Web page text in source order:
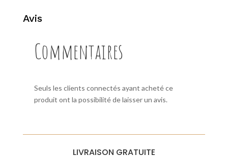
Avis
Commentaires
Seuls les clients connectés ayant acheté ce
produit ont la possibilité de laisser un avis.
LIVRAISON GRATUITE